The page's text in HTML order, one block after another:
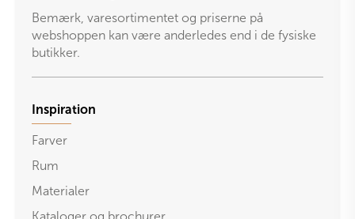
Bemærk, varesortimentet og priserne på
webshoppen kan være anderledes end i de fysiske
butikker.
Inspiration
Farver
Rum
Materialer
Kataloger og brochurer